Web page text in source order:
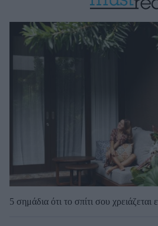
5 σημάδια ότι το σπίτι σου χρειάζεται